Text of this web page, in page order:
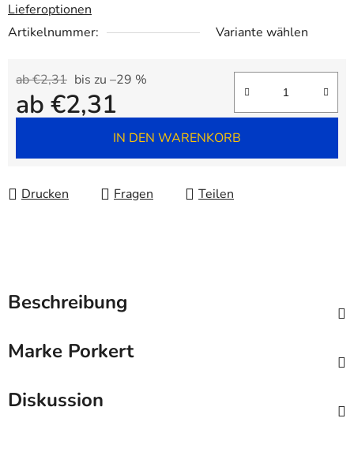
Lieferoptionen
Artikelnummer:
Variante wählen
ab €2,31 bis zu –29 %
ab €2,31
IN DEN WARENKORB
Drucken Fragen Teilen
Beschreibung
Marke Porkert
Diskussion